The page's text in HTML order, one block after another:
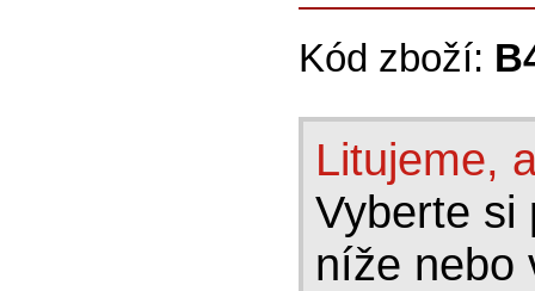
Kód zboží:
Litujeme,
Vyberte si
níže nebo